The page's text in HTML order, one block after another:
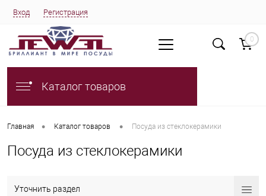
Вход Регистрация
0
Каталог товаров
Главная • Каталог товаров • Посуда из стеклокерамики
Посуда из стеклокерамики
Уточнить раздел